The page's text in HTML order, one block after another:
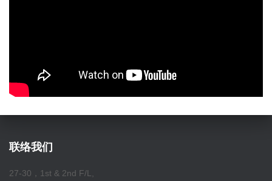
联络我们
27-30，1st & 2nd F/L,